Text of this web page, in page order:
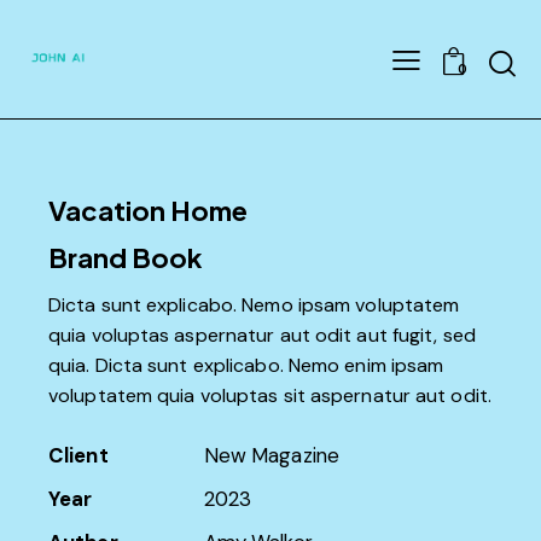
0
Vacation Home
Brand Book
Dicta sunt explicabo. Nemo ipsam voluptatem
quia voluptas aspernatur aut odit aut fugit, sed
quia. Dicta sunt explicabo. Nemo enim ipsam
voluptatem quia voluptas sit aspernatur aut odit.
Client
New Magazine
Year
2023